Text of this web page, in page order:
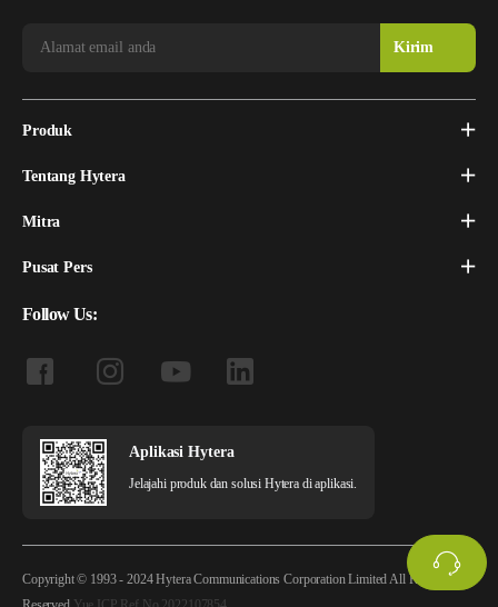
Produk
Tentang Hytera
Mitra
Pusat Pers
Follow Us:
Aplikasi Hytera
Jelajahi produk dan solusi Hytera di aplikasi.
Copyright © 1993 - 2024 Hytera Communications Corporation Limited All Rights